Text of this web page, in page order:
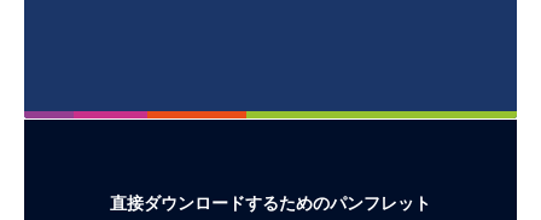
直接ダウンロードするためのパンフレット